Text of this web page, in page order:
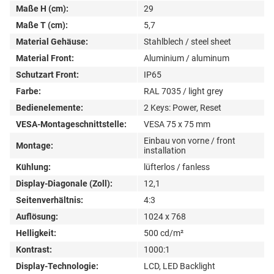
Maße H (cm):
29
Maße T (cm):
5,7
Material Gehäuse:
Stahlblech / steel sheet
Material Front:
Aluminium / aluminum
Schutzart Front:
IP65
Farbe:
RAL 7035 / light grey
Bedienelemente:
2 Keys: Power, Reset
VESA-Montageschnittstelle:
VESA 75 x 75 mm
Montage:
Einbau von vorne / front
installation
Kühlung:
lüfterlos / fanless
Display-Diagonale (Zoll):
12,1
Seitenverhältnis:
4:3
Auflösung:
1024 x 768
Helligkeit:
500 cd/m²
Kontrast:
1000:1
Display-Technologie:
LCD, LED Backlight